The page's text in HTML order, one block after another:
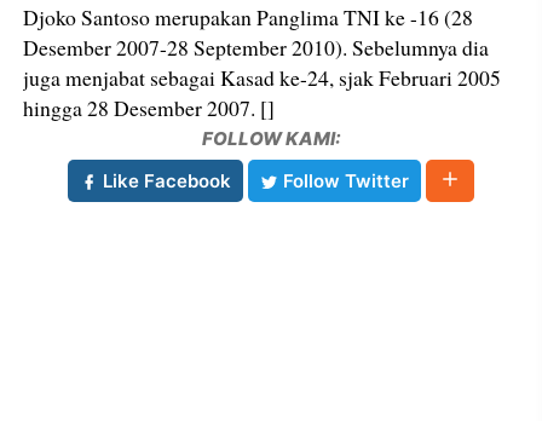
Djoko Santoso merupakan Panglima TNI ke -16 (28
Desember 2007-28 September 2010). Sebelumnya dia
juga menjabat sebagai Kasad ke-24, sjak Februari 2005
hingga 28 Desember 2007. []
FOLLOW KAMI:
Like Facebook
Follow Twitter